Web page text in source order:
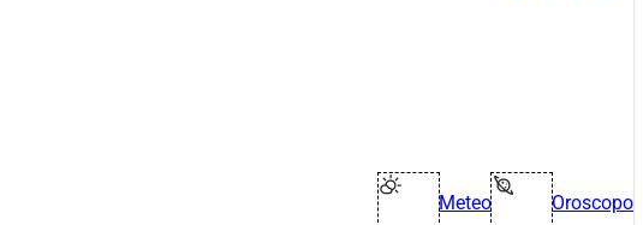
Meteo Oroscopo